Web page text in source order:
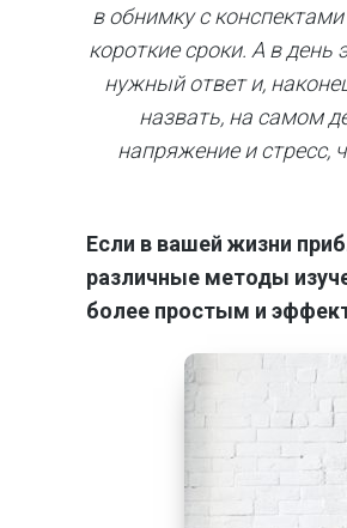
в обнимку с
короткие сроки. А в
нужный ответ и,
назвать, на самом
напряжение и стресс,
Если в вашей жизни
различные методы
более простым и